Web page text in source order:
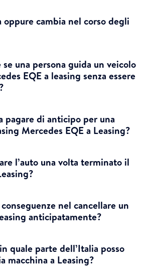
oppure cambia nel corso degli
se una persona guida un veicolo
EQE a leasing senza essere
pagare di anticipo per una
Mercedes EQE a Leasing?
l’auto una volta terminato il
nel cancellare un
anticipatamente?
quale parte dell’Italia posso
macchina a Leasing?